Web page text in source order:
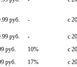
руб. - c
руб. - c
руб. 10% c
руб. 17% c